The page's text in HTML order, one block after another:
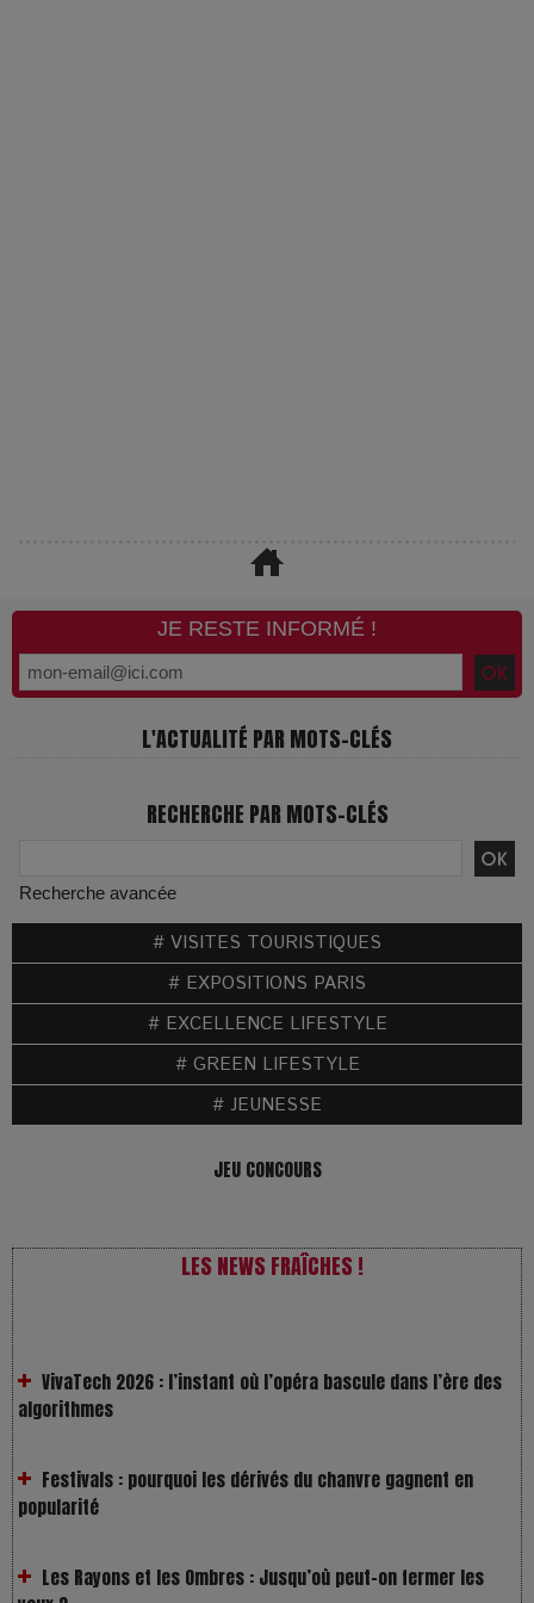
JE RESTE INFORMÉ !
L'ACTUALITÉ PAR MOTS-CLÉS
RECHERCHE PAR MOTS-CLÉS
Recherche avancée
# VISITES TOURISTIQUES
# EXPOSITIONS PARIS
# EXCELLENCE LIFESTYLE
# GREEN LIFESTYLE
# JEUNESSE
JEU CONCOURS
LES NEWS FRAÎCHES !